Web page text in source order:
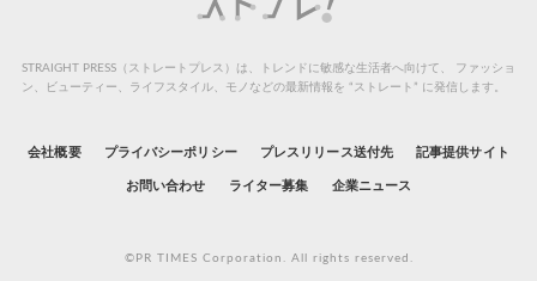
STRAIGHT PRESS（ストレートプレス）は、トレンドに敏感な生活者へ向けて、
ファッショ
ン、ビューティー、ライフスタイル、モノなどの最新情報を “ストレート” に発信します。
会社概要 プライバシーポリシー プレスリリース送付先 記事提供サイト
お問い合わせ ライター募集 企業ニュース
©PR TIMES Corporation. All rights reserved.